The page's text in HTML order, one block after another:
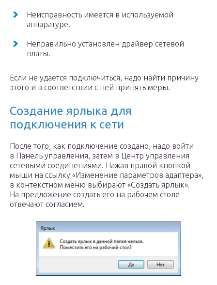
Неисправность имеется в используемой
аппаратуре.
Неправильно установлен драйвер сетевой
платы.
Если не удается подключиться, надо найти причину
этого и в соответствии с ней принять меры.
Создание ярлыка для
подключения к сети
После того, как подключение создано, надо войти
в Панель управления, затем в Центр управления
сетевыми соединениями. Нажав правой кнопкой
мыши на ссылку «Изменение параметров адаптера»,
в контекстном меню выбирают «Создать ярлык».
На предложение создать его на рабочем столе
отвечают согласием.